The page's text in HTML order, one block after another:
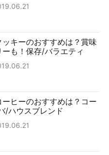
ッキーのおすすめは？賞味
も！保存/バラエティ
ーヒーのおすすめは？コー
/ハウスブレンド